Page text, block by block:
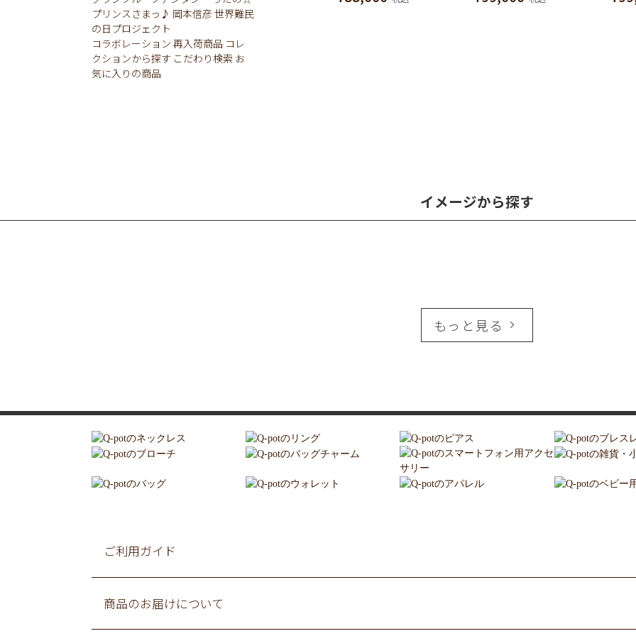
プリンスさまっ♪ 岡本信彦世界難民
の日プロジェクト
コラボレーション 再入荷商品 コレ
クションから探す こだわり検索 お
気に入りの商品
イメージから探す
もっと見る
ご利用ガイド
商品のお届けについて